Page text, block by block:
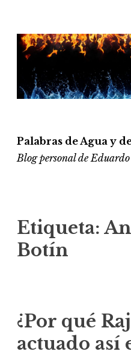
Ir
al
contenido
Palabras de Agua y
Blog personal de
Etiqueta:
Botín
¿Por qué
actuado así